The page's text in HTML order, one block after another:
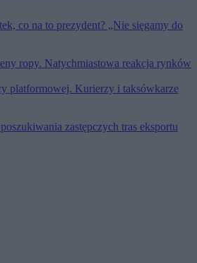
co na to prezydent? „Nie sięgamy do
ropy. Natychmiastowa reakcja rynków
platformowej. Kurierzy i taksówkarze
zastępczych tras eksportu